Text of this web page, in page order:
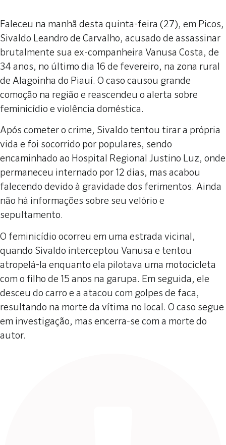
Faleceu na manhã desta quinta-feira (27), em Picos,
Sivaldo Leandro de Carvalho, acusado de assassinar
brutalmente sua ex-companheira Vanusa Costa, de
34 anos, no último dia 16 de fevereiro, na zona rural
de Alagoinha do Piauí. O caso causou grande
comoção na região e reascendeu o alerta sobre
feminicídio e violência doméstica.
Após cometer o crime, Sivaldo tentou tirar a própria
vida e foi socorrido por populares, sendo
encaminhado ao Hospital Regional Justino Luz, onde
permaneceu internado por 12 dias, mas acabou
falecendo devido à gravidade dos ferimentos. Ainda
não há informações sobre seu velório e
sepultamento.
O feminicídio ocorreu em uma estrada vicinal,
quando Sivaldo interceptou Vanusa e tentou
atropelá-la enquanto ela pilotava uma motocicleta
com o filho de 15 anos na garupa. Em seguida, ele
desceu do carro e a atacou com golpes de faca,
resultando na morte da vítima no local. O caso segue
em investigação, mas encerra-se com a morte do
autor.